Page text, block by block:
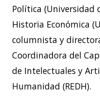
Política (Universidad
Historia Económica
columnista y
Coordinadora del
de Intelectuales y
Humanidad (REDH).